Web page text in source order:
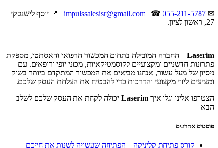
✉
impulssalesisr@gmail.com | ☎ 055-211-5787
| 📍 יוסף לישנסקי
27, ראשון לציון.
Laserim – החברה המובילה בתחום המכשור הרפואי והאסתטי, מספקת
פתרונות חדשניים ומקצועיים לקוסמטיקאיות, מכוני יופי ורופאים. עם
ניסיון של מעל עשור, אנחנו מביאים את המכשור המתקדם ביותר בשוק
ומציעים ליווי מקצועי והדרכות כדי להבטיח את הצלחת העסק שלכם.
הצטרפו אלינו וגלו איך Laserim יכולה לקחת את העסק שלכם לשלב
הבא.
פוסטים אחרונים
קורס פתיחת קליניקה – הפתיחה שעשויה לשנות את חייכם